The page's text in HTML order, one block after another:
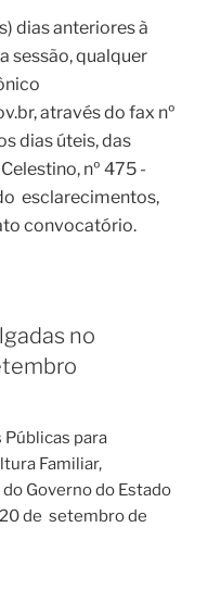
dias anteriores à
sessão, qualquer
através do fax nº
dias úteis, das
nº 475 -
esclarecimentos,
convocatório.
no
para
Familiar,
Governo do Estado
de setembro de